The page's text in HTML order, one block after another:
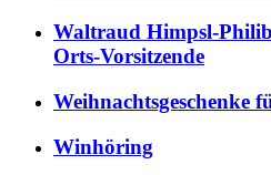
Waltraud Himpsl-
Orts-Vorsitzende
Weihnachtsgeschenke
Winhöring